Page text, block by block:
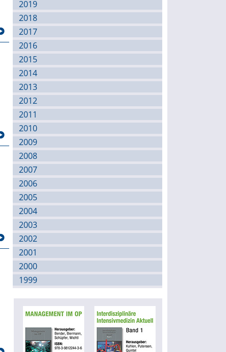
2019
2018
2017
2016
2015
2014
2013
2012
2011
2010
2009
2008
2007
2006
2005
2004
2003
2002
2001
2000
1999